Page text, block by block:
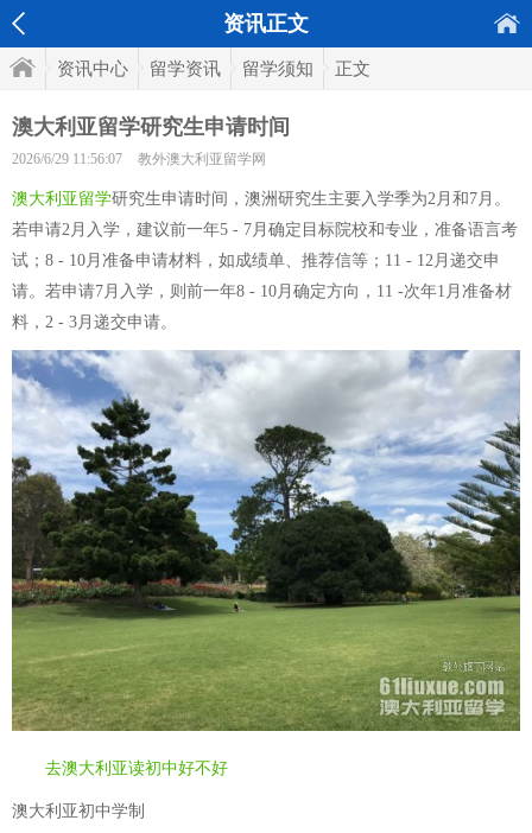
资讯正文
资讯中心 留学资讯 留学须知 正文
澳大利亚留学研究生申请时间
2026/6/29 11:56:07 教外澳大利亚留学网
澳大利亚留学研究生申请时间，澳洲研究生主要入学季为2月和7月。
若申请2月入学，建议前一年5 - 7月确定目标院校和专业，准备语言考
试；8 - 10月准备申请材料，如成绩单、推荐信等；11 - 12月递交申
请。若申请7月入学，则前一年8 - 10月确定方向，11 -次年1月准备材
料，2 - 3月递交申请。
去澳大利亚读初中好不好
澳大利亚初中学制